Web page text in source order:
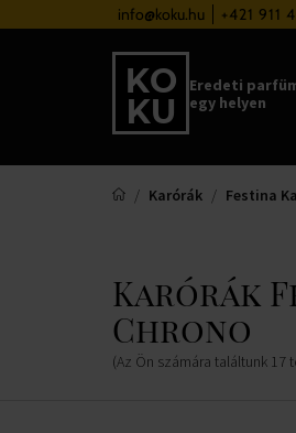
info@koku.hu +421 911
Eredeti
egy helyen
Karórák Festina
Karórák
Chrono
(Az Ön számára találtunk 17